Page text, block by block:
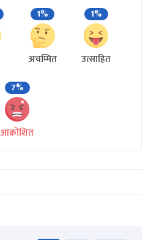
1%
अचम्मित
1%
उत्साहित
7%
आक्रोशित